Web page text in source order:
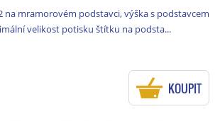
na mramorovém podstavci, výška s podstavcem
velikost potisku štítku na podsta...
KOUPIT